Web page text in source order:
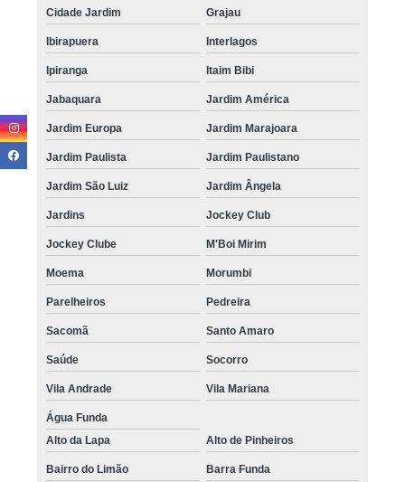
Cidade Jardim Grajau
Ibirapuera Interlagos
Ipiranga Itaim Bibi
Jabaquara Jardim América
Jardim Europa Jardim Marajoara
Jardim Paulista Jardim Paulistano
Jardim São Luiz Jardim Ângela
Jardins Jockey Club
Jockey Clube M'Boi Mirim
Moema Morumbi
Parelheiros Pedreira
Sacomã Santo Amaro
Saúde Socorro
Vila Andrade Vila Mariana
Água Funda
Alto da Lapa
Alto de Pinheiros
Bairro do Limão Barra Funda